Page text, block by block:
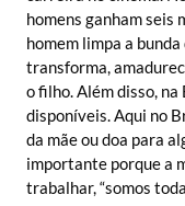
homens ganham seis
homem limpa a
transforma,
o filho. Além disso,
disponíveis. Aqui no
da mãe ou doa para
importante porque a
trabalhar, “somos